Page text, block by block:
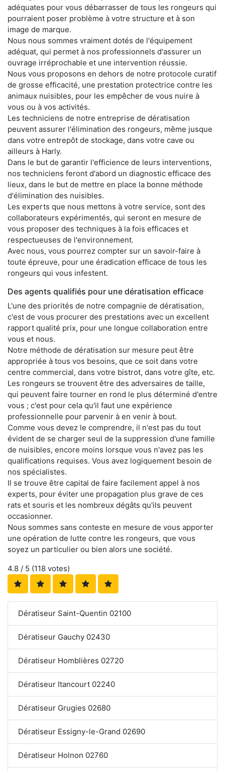
adéquates pour vous débarrasser de tous les rongeurs qui
pourraient poser problème à votre structure et à son
image de marque.
Nous nous sommes vraiment dotés de l'équipement
adéquat, qui permet à nos professionnels d'assurer un
ouvrage irréprochable et une intervention réussie.
Nous vous proposons en dehors de notre protocole curatif
de grosse efficacité, une prestation protectrice contre les
animaux nuisibles, pour les empêcher de vous nuire à
vous ou à vos activités.
Les techniciens de notre entreprise de dératisation
peuvent assurer l'élimination des rongeurs, même jusque
dans votre entrepôt de stockage, dans votre cave ou
ailleurs à Harly.
Dans le but de garantir l'efficience de leurs interventions,
nos techniciens feront d'abord un diagnostic efficace des
lieux, dans le but de mettre en place la bonne méthode
d'élimination des nuisibles.
Les experts que nous mettons à votre service, sont des
collaborateurs expérimentés, qui seront en mesure de
vous proposer des techniques à la fois efficaces et
respectueuses de l'environnement.
Avec nous, vous pourrez compter sur un savoir-faire à
toute épreuve, pour une éradication efficace de tous les
rongeurs qui vous infestent.
Des agents qualifiés pour une dératisation efficace
L'une des priorités de notre compagnie de dératisation,
c'est de vous procurer des prestations avec un excellent
rapport qualité prix, pour une longue collaboration entre
vous et nous.
Notre méthode de dératisation sur mesure peut être
appropriée à tous vos besoins, que ce soit dans votre
centre commercial, dans votre bistrot, dans votre gîte, etc.
Les rongeurs se trouvent être des adversaires de taille,
qui peuvent faire tourner en rond le plus déterminé d'entre
vous ; c'est pour cela qu'il faut une expérience
professionnelle pour parvenir à en venir à bout.
Comme vous devez le comprendre, il n'est pas du tout
évident de se charger seul de la suppression d'une famille
de nuisibles, encore moins lorsque vous n'avez pas les
qualifications requises. Vous avez logiquement besoin de
nos spécialistes.
Il se trouve être capital de faire facilement appel à nos
experts, pour éviter une propagation plus grave de ces
rats et souris et les nombreux dégâts qu'ils peuvent
occasionner.
Nous sommes sans conteste en mesure de vous apporter
une opération de lutte contre les rongeurs, que vous
soyez un particulier ou bien alors une société.
4.8 / 5 (118 votes)
Dératiseur Saint-Quentin 02100
Dératiseur Gauchy 02430
Dératiseur Homblières 02720
Dératiseur Itancourt 02240
Dératiseur Grugies 02680
Dératiseur Essigny-le-Grand 02690
Dératiseur Holnon 02760